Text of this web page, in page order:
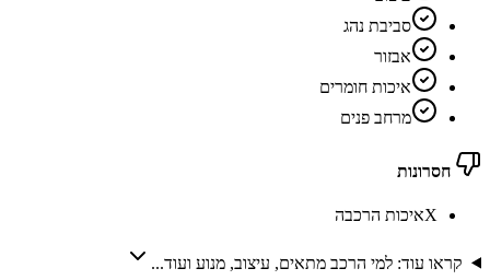
סביבת נהג
אבזור
איכות חומרים
מרחב פנים
חסרונות
Xאיכות הרכבה
קראו עוד: למי הרכב מתאים, עיצוב, מנוע ועוד...